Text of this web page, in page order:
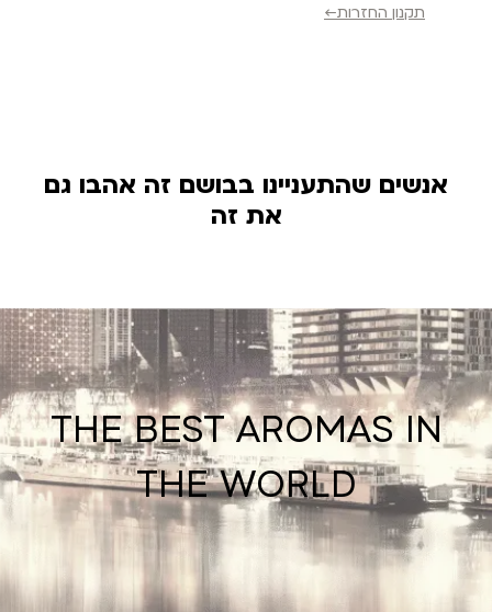
תקנון החזרות←
אנשים שהתעניינו בבושם זה אהבו גם
את זה
THE BEST AROMAS IN
THE WORLD